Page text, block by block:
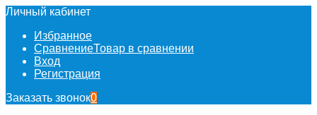
Личный кабинет
Избранное
СравнениеТовар в сравнении
Вход
Регистрация
Заказать звонок0